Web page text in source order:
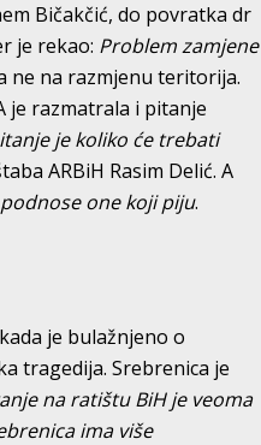
Bičakčić, do povratka dr
je rekao: Problem zamjene
ne na razmjenu teritorija.
je razmatrala i pitanje
je koliko će trebati
ARBiH Rasim Delić. A
one koji piju.
je bulažnjeno o
tragedija. Srebrenica je
na ratištu BiH je veoma
ima više